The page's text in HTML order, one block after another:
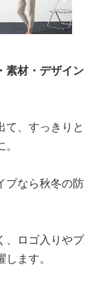
素材・デザイン
て、すっきりと
プなら秋冬の防
、ロゴ入りやプ
ます。